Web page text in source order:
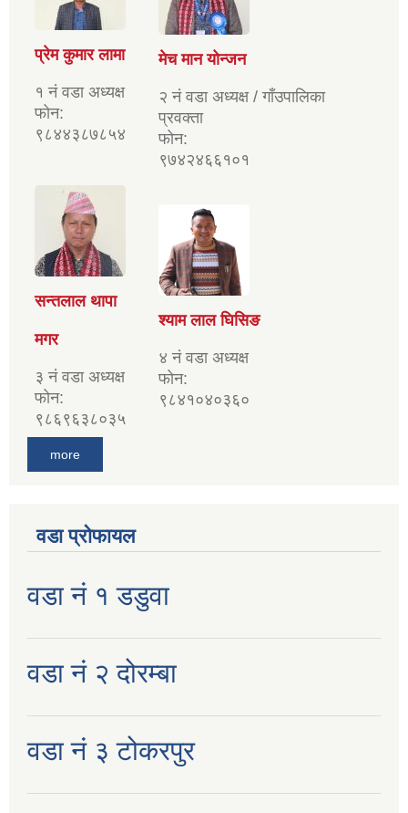
प्रेम कुमार लामा
१ नं वडा अध्यक्ष
फोन:
९८४४३८७८५४
मेच मान योन्जन
२ नं वडा अध्यक्ष / गाँउपालिका
प्रवक्ता
फोन:
९७४२४६६१०१
सन्तलाल थापा
मगर
३ नं वडा अध्यक्ष
फोन:
९८६९६३८०३५
श्याम लाल घिसिङ
४ नं वडा अध्यक्ष
फोन:
९८४१०४०३६०
more
वडा प्रोफायल
वडा नं १ डडुवा
वडा नं २ दोरम्बा
वडा नं ३ टोकरपुर